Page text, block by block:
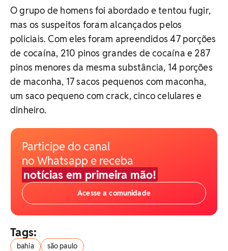
O grupo de homens foi abordado e tentou fugir,
mas os suspeitos foram alcançados pelos
policiais. Com eles foram apreendidos 47 porções
de cocaína, 210 pinos grandes de cocaína e 287
pinos menores da mesma substância, 14 porções
de maconha, 17 sacos pequenos com maconha,
um saco pequeno com crack, cinco celulares e
dinheiro.
Participe do canal
no Whatsapp e receba
notícias em primeira mão!
Acesse a comunidade
Tags:
bahia são paulo